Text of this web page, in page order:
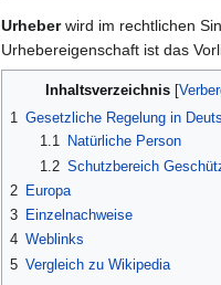
Zur
Navigation
springen
Zur
Suche
springen
Urheberwird im rechtlichen
Urhebereigenschaft ist das
Inhaltsverzeichnis
1 Gesetzliche Regelung in
1.1
Natürliche Person
1.2 Schutzbereich
2 Europa
3 Einzelnachweise
4 Weblinks
5 Vergleich zu Wikipedia